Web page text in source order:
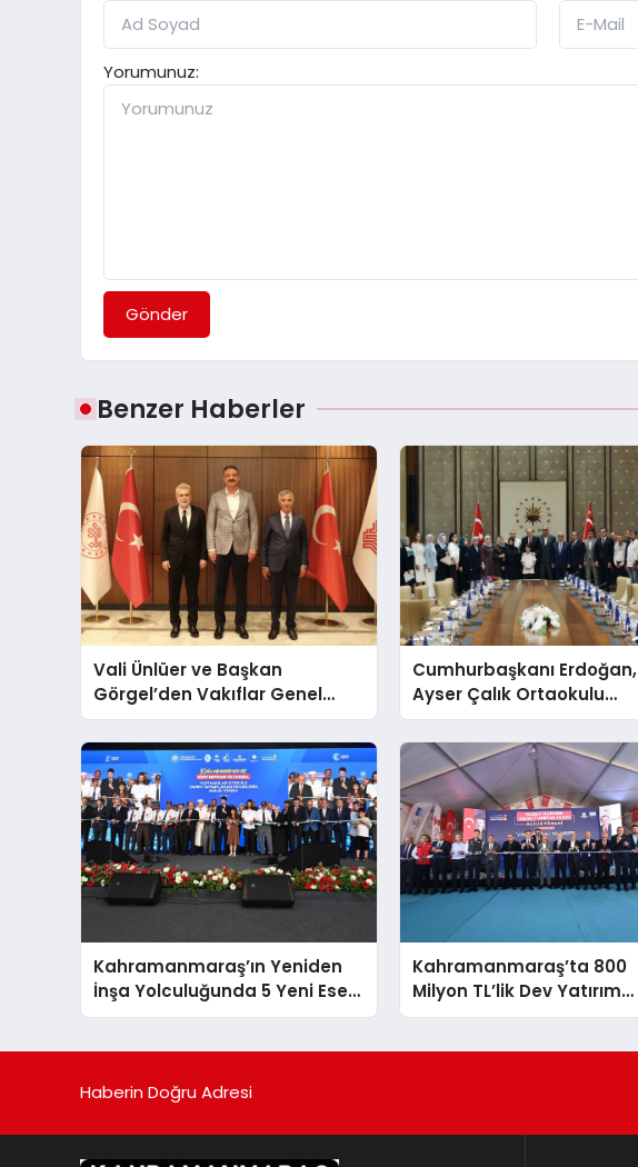
Yorumunuz:
Gönder
Benzer Haberler
Vali Ünlüer ve Başkan
Görgel’den Vakıflar Genel
Müdürlüğü’ne ziyaret
Cumhurbaşkanı Erdoğan,
Ayser Çalık Ortaokulu
Şehitlerinin Aileleriyle Bir
Araya Geldi
Kahramanmaraş’ın Yeniden
İnşa Yolculuğunda 5 Yeni Eser
Daha Hizmete Açıldı
Kahramanmaraş’ta 800
Milyon TL’lik Dev Yatırım
Hizmete Girdi
Haberin Doğru Adresi